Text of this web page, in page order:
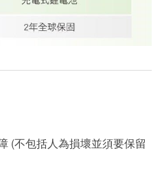
(不包括人為損壞並須要保留